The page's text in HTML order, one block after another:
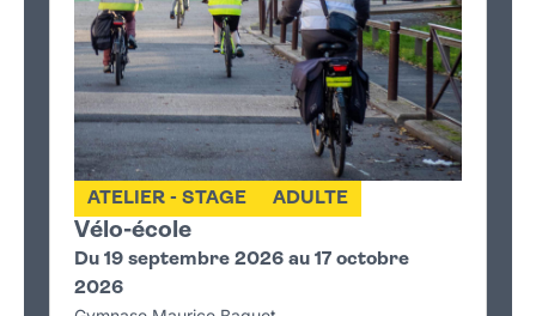
Vélo-école
ATELIER - STAGE ADULTE
Du 19 septembre 2026 au 17 octobre
2026